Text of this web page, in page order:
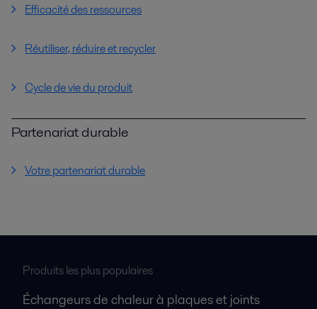
Efficacité des ressources
Réutiliser, réduire et recycler
Cycle de vie du produit
Partenariat durable
Votre partenariat durable
Produits les plus populaires
Échangeurs de chaleur à plaques et joints